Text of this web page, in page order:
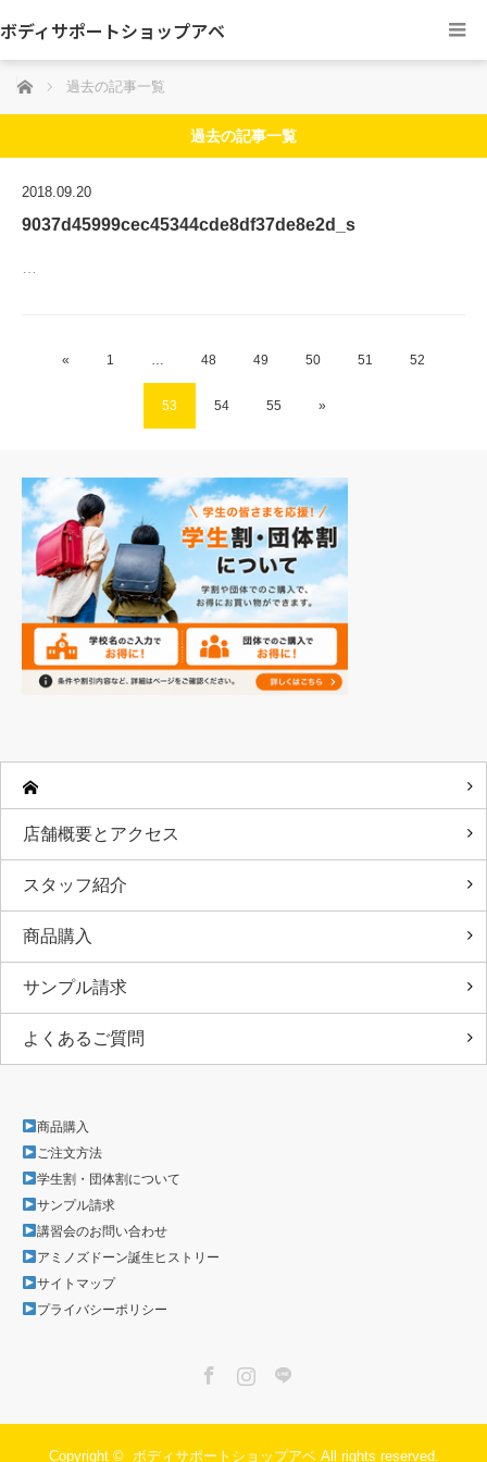
ボディサポートショップアベ
ホーム 過去の記事一覧
過去の記事一覧
2018.09.20
9037d45999cec45344cde8df37de8e2d_s
« 1 … 48 49 50 51 52
53 54 55 »
店舗概要とアクセス
スタッフ紹介
商品購入
サンプル請求
よくあるご質問
商品購入
ご注文方法
学生割・団体割について
サンプル請求
講習会のお問い合わせ
アミノズドーン誕生ヒストリー
サイトマップ
プライバシーポリシー
Copyright © ボディサポートショップアベAll rights reserved.